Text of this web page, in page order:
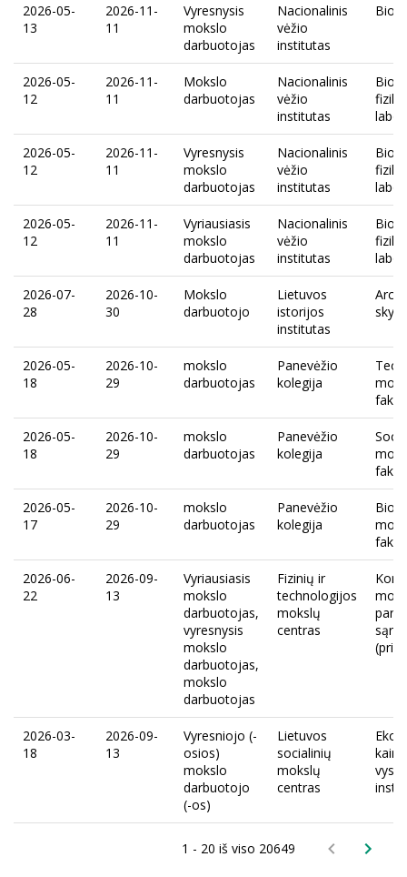
2026-05-
13
2026-11-
11
Vyresnysis
mokslo
darbuotojas
Nacionalinis
vėžio
institutas
2026-05-
12
2026-11-
11
Mokslo
darbuotojas
Nacionalinis
vėžio
institutas
2026-05-
12
2026-11-
11
Vyresnysis
mokslo
darbuotojas
Nacionalinis
vėžio
institutas
2026-05-
12
2026-11-
11
Vyriausiasis
mokslo
darbuotojas
Nacionalinis
vėžio
institutas
2026-07-
28
2026-10-
30
Mokslo
darbuotojo
Lietuvos
istorijos
institutas
2026-05-
18
2026-10-
29
mokslo
darbuotojas
Panevėžio
kolegija
2026-05-
18
2026-10-
29
mokslo
darbuotojas
Panevėžio
kolegija
2026-05-
17
2026-10-
29
mokslo
darbuotojas
Panevėžio
kolegija
2026-06-
22
2026-09-
13
Vyriausiasis
mokslo
darbuotojas,
vyresnysis
mokslo
darbuotojas,
mokslo
darbuotojas
Fizinių ir
technologijos
mokslų
centras
2026-03-
18
2026-09-
13
Vyresniojo (-
osios)
mokslo
darbuotojo
(-os)
Lietuvos
socialinių
mokslų
centras
1 - 20 iš viso 20649